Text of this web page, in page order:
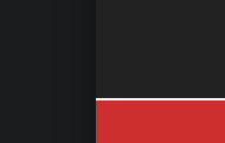
Navigazione articoli